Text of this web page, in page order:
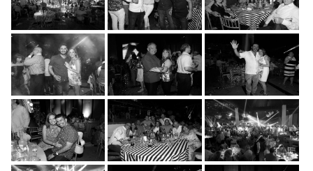
2018
2018
2018
FIESTA DE A�O NUEVO
2018
FIESTA DE A�O NUEVO
2018
FIESTA DE A�O NUEVO
2018
FIESTA DE A�O NUEVO
2018
FIESTA DE A�O NUEVO
2018
FIESTA DE A�O NUEVO
2018